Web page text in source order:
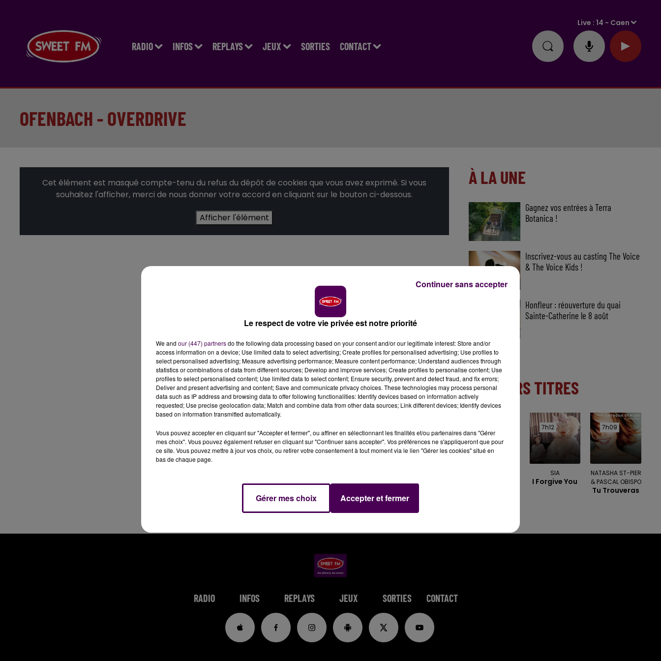
RADIO INFOS REPLAYS JEUX SORTIES CONTACT
Live :14 - Caen
OFENBACH - OVERDRIVE
Cet élément est masqué compte-tenu du refus du dépôt de cookies que vous avez exprimé. Si vous
souhaitez l'afficher, merci de nous donner votre accord en cliquant sur le bouton ci-dessous.
Afficher l'élément
À LA UNE
Gagnez vos entrées à Terra
Botanica !
Inscrivez-vous au casting The Voice
& The Voice Kids !
Honfleur : réouverture du quai
Sainte-Catherine le 8 août
DERNIERS TITRES
7h12
7h12
SIA
I Forgive You
7h09
7h09
NATASHA ST-PIER
& PASCAL OBISPO
Tu Trouveras
RADIO INFOS REPLAYS JEUX SORTIES CONTACT
Le respect de votre vie privée est notre priorité
We and our (447) partnersdo the following data processing based on your consent and/or our legitimate interest: Store and/or
access information on a device; Use limited data to select advertising; Create profiles for personalised advertising; Use profiles to
select personalised advertising; Measure advertising performance; Measure content performance; Understand audiences through
statistics or combinations of data from different sources; Develop and improve services; Create profiles to personalise content; Use
profiles to select personalised content; Use limited data to select content; Ensure security, prevent and detect fraud, and fix errors;
Deliver and present advertising and content; Save and communicate privacy choices. These technologies may process personal
data such as IP address and browsing data to offer following functionalities: Identify devices based on information actively
requested; Use precise geolocation data; Match and combine data from other data sources; Link different devices; Identify devices
based on information transmitted automatically.
Vous pouvez accepter en cliquant sur "Accepter et fermer", ou affiner en sélectionnant les finalités et/ou partenaires dans "Gérer
mes choix". Vous pouvez également refuser en cliquant sur "Continuer sans accepter". Vos préférences ne s'appliqueront que pour
ce site. Vous pouvez mettre à jour vos choix, ou retirer votre consentement à tout moment via le lien "Gérer les cookies" situé en
bas de chaque page.
Gérer mes choix Accepter et fermer
Continuer sans accepter